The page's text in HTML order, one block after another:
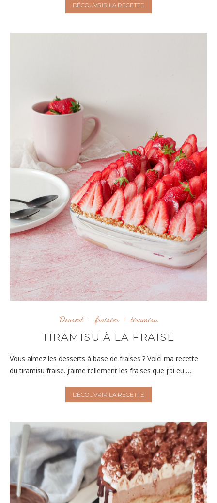
DÉCOUVRIR LA RECETTE
Dessert fraisier tiramisu
TIRAMISU À LA FRAISE
Vous aimez les desserts à base de fraises ? Voici ma recette
du tiramisu fraise. J’aime tellement les fraises que j’ai eu …
DÉCOUVRIR LA RECETTE